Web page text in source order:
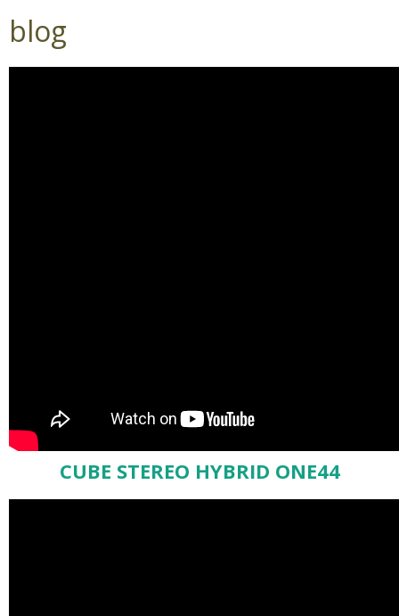
blog
CUBE STEREO HYBRID ONE44